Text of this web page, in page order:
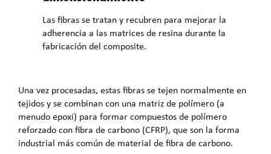
Las fibras se tratan y recubren para mejorar la
adherencia a las matrices de resina durante la
fabricación del composite.
Una vez procesadas, estas fibras se tejen normalmente en
tejidos y se combinan con una matriz de polímero (a
menudo epoxi) para formar compuestos de polímero
reforzado con fibra de carbono (CFRP), que son la forma
industrial más común de material de fibra de carbono.